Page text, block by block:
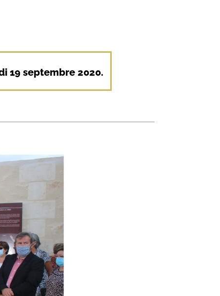
19 septembre 2020.